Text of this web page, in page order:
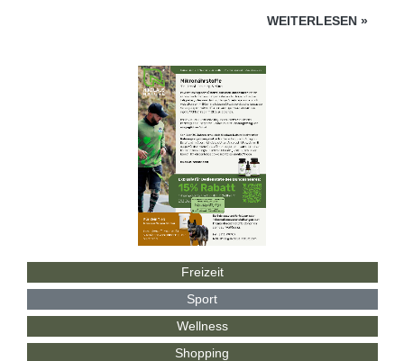
WEITERLESEN »
Freizeit
Sport
Wellness
Shopping